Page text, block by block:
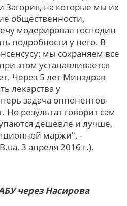
Загория, на которые мы их
общественности,
модерировал господин
подробности у него. В
мы сохраняем все
этом устанавливается
Через 5 лет Минздрав
лекарства у
задача оппонентов
Но результат говорит сам
дешевле и лучше,
маржи", -
3 апреля 2016 г.).
через Насирова